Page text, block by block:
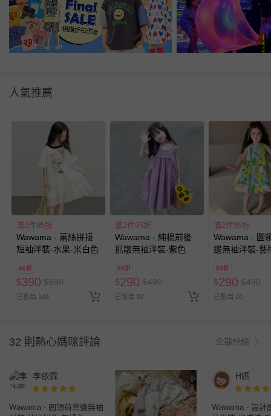
人氣推薦
滿2件95折
Wawama - 蕾絲拼接
短袖洋裝-水果-米白色
66折
$390 $590
已售出 148
滿2件95折
Wawama - 純棉前後
抓皺無袖洋裝-紫色
59折
$290 $490
已售出 82
滿2件95折
Wawama - 圓
邊無袖洋裝-藝
59折
$290 $490
已售出 20
32 則熱心媽咪評論 全部評論
李依霖
Wawama - 圓領荷葉邊無袖
H媽
Wawama - 設計